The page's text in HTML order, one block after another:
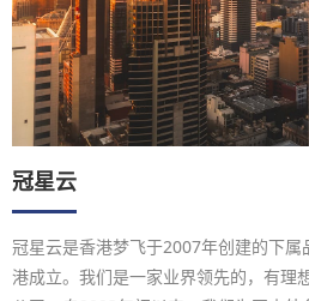
冠星云
冠星云是香港梦飞于2007年创建的下
港成立。我们是一家业界领先的，有理